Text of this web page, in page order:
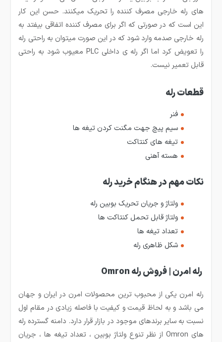
های رله خارجی مصرف کننده را تحریک می­کنند. حسن این کار
این است که در صورتی که اگر برای مصرف کننده اتفاقی بیفتد به
رله خارجی صدمه وارد شود که در این صورت می­توان به راحتی رله
را تعویض کرد اما اگر رله­ ی داخلی PLC معیوب شود به راحتی
قابل تعمیر نیست.
قطعات رله
فنر
سیم پیچ جهت مگنت کردن تیغه ها
تیغه های کنتاکت
هسته آهنی
نکات مهم در هنگام خرید رله
ولتاژ و جریان تحریک بوبین رله
ولتاژ قابل تحمل کنتاکت ها
تعداد تیغه ها
شکل ظاهری رله
رله امرن | فروش رله Omron
رله امرن یکی از محبوب ترین محصولات امرن در ایران و جهان
می باشد و به لحاظ قیمت و کیفیت با فاصله زیادی در مقام اول
نسبت به سایر برندهای موجود در بازار قرار دارد. دامنه گسترده رله
های Omron از نظر تنوع ولتاژ بوبین ، تعداد تیغه ها ، جریان